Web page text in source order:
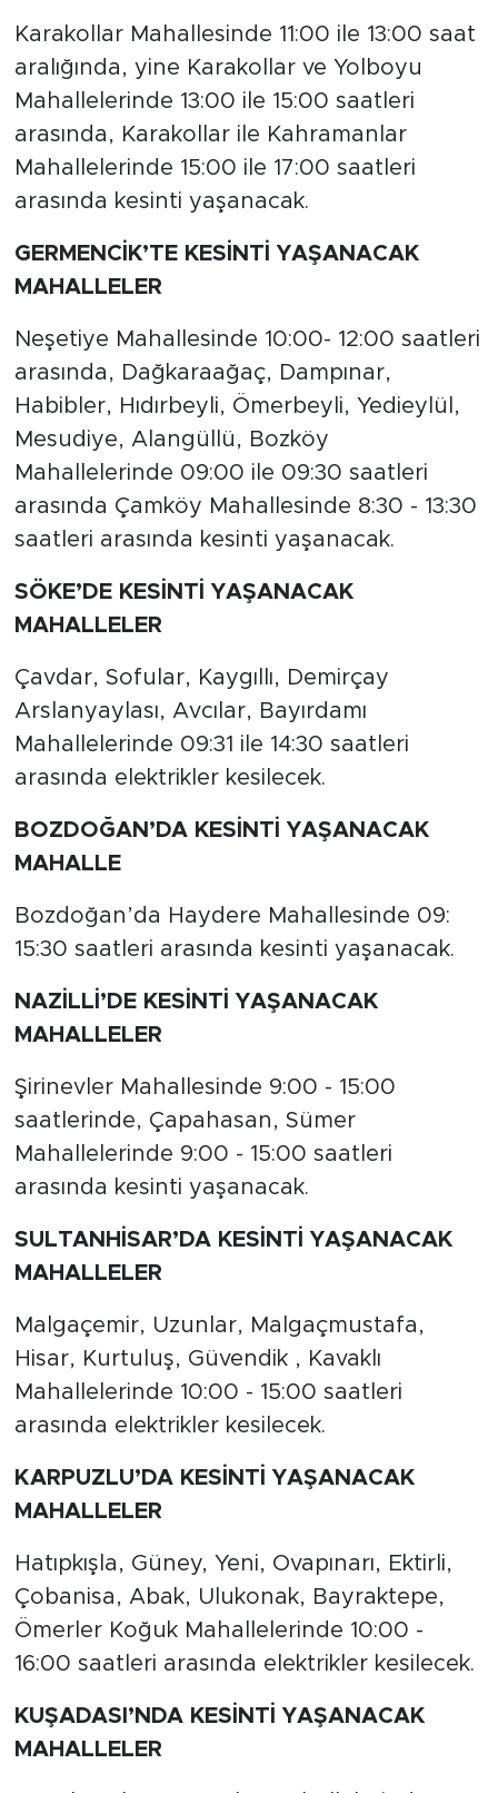
Karakollar Mahallesinde 11:00 ile 13:00 saat
aralığında, yine Karakollar ve Yolboyu
Mahallelerinde 13:00 ile 15:00 saatleri
arasında, Karakollar ile Kahramanlar
Mahallelerinde 15:00 ile 17:00 saatleri
arasında kesinti yaşanacak.
GERMENCİK’TE KESİNTİ YAŞANACAK
MAHALLELER
Neşetiye Mahallesinde 10:00- 12:00 saatleri
arasında, Dağkaraağaç, Dampınar,
Habibler, Hıdırbeyli, Ömerbeyli, Yedieylül,
Mesudiye, Alangüllü, Bozköy
Mahallelerinde 09:00 ile 09:30 saatleri
arasında Çamköy Mahallesinde 8:30 - 13:30
saatleri arasında kesinti yaşanacak.
SÖKE’DE KESİNTİ YAŞANACAK
MAHALLELER
Çavdar, Sofular, Kaygıllı, Demirçay
Arslanyaylası, Avcılar, Bayırdamı
Mahallelerinde 09:31 ile 14:30 saatleri
arasında elektrikler kesilecek.
BOZDOĞAN’DA KESİNTİ YAŞANACAK
MAHALLE
Bozdoğan’da Haydere Mahallesinde 09:
15:30 saatleri arasında kesinti yaşanacak.
NAZİLLİ’DE KESİNTİ YAŞANACAK
MAHALLELER
Şirinevler Mahallesinde 9:00 - 15:00
saatlerinde, Çapahasan, Sümer
Mahallelerinde 9:00 - 15:00 saatleri
arasında kesinti yaşanacak.
SULTANHİSAR’DA KESİNTİ YAŞANACAK
MAHALLELER
Malgaçemir, Uzunlar, Malgaçmustafa,
Hisar, Kurtuluş, Güvendik , Kavaklı
Mahallelerinde 10:00 - 15:00 saatleri
arasında elektrikler kesilecek.
KARPUZLU’DA KESİNTİ YAŞANACAK
MAHALLELER
Hatıpkışla, Güney, Yeni, Ovapınarı, Ektirli,
Çobanisa, Abak, Ulukonak, Bayraktepe,
Ömerler Koğuk Mahallelerinde 10:00 -
16:00 saatleri arasında elektrikler kesilecek.
KUŞADASI’NDA KESİNTİ YAŞANACAK
MAHALLELER